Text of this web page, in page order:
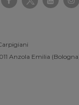
Anzola Emilia